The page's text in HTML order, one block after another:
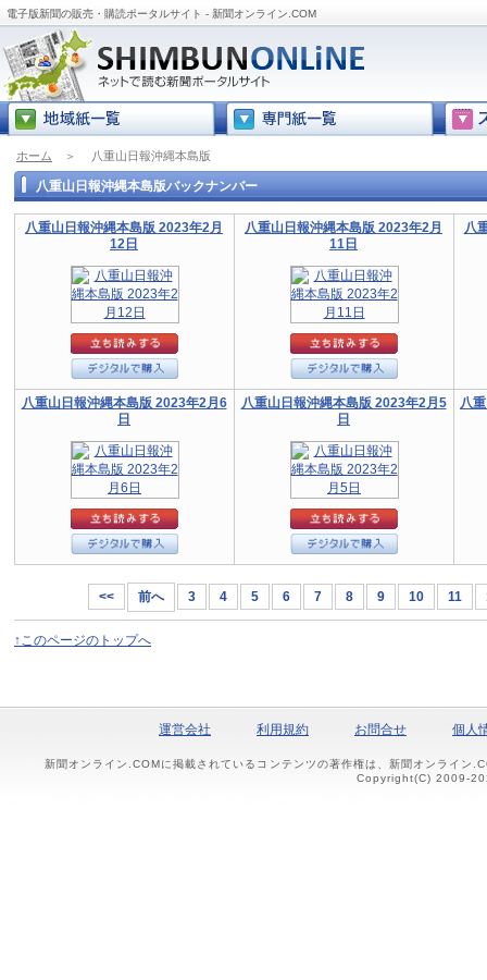
電子版新聞の販売・購読ポータルサイト - 新聞オンライン.COM
ホーム ＞ 八重山日報沖縄本島版
八重山日報沖縄本島版バックナンバー
八重山日報沖縄本島版 2023年2月
12日
八重山日報沖縄本島版 2023年2月
11日
八
八重山日報沖縄本島版 2023年2月6
日
八重山日報沖縄本島版 2023年2月5
日
八
<< 前へ 3 4 5 6 7 8 9 10 11
↑このページのトップへ
運営会社 利用規約 お問合せ 個人
新聞オンライン.COMに掲載されているコンテンツの著作権は、新聞オンライン
Copyright(C) 2009-